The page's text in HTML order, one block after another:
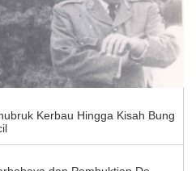
Kerbau Hingga Kisah Bung